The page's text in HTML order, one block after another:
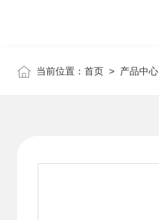
当前位置： 首页 > 产品中心